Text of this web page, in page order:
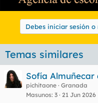
Debes iniciar sesión
Temas similares
Sofía Almuñecar
pichitaone Granada
Masunos 3 21 Jun 2026